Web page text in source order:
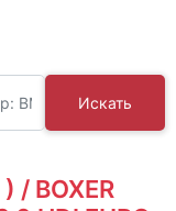
Искать
/ BOXER